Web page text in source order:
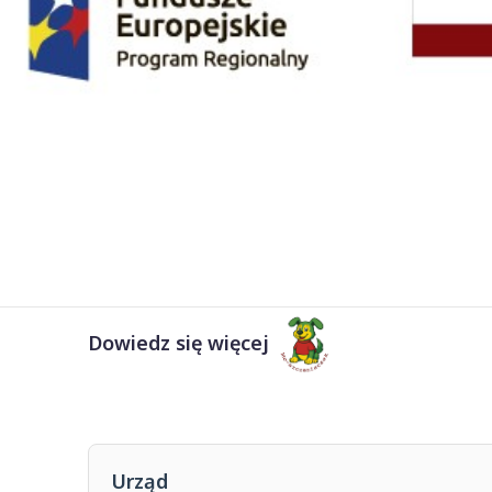
Dowiedz się więcej
Urząd